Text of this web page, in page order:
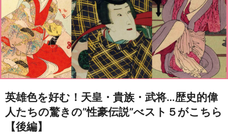
英雄色を好む！天皇・貴族・武将…歴史的偉
人たちの驚きの”性豪伝説”べスト５がこちら
【後編】